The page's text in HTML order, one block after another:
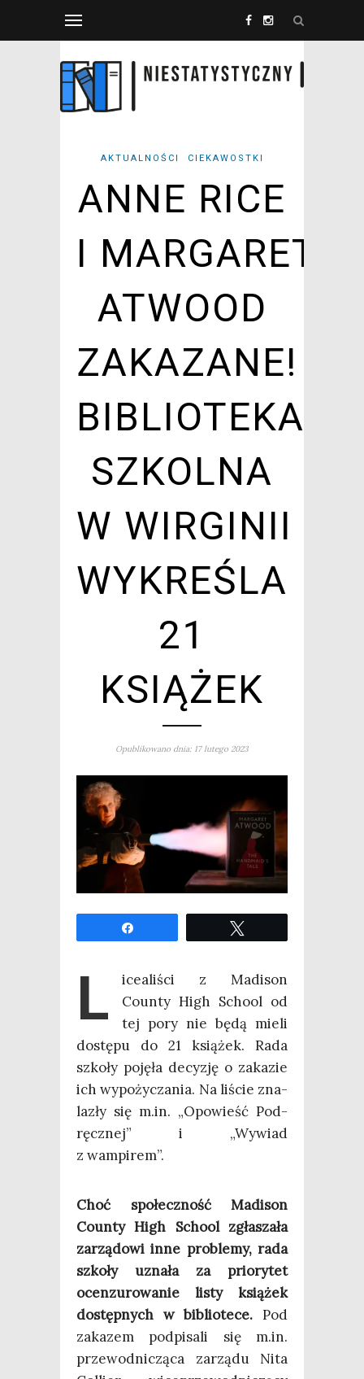
AKTUALNOŚCI CIEKAWOSTKI
ANNE RICE
I MARGARET
ATWOOD
ZAKAZANE!
BIBLIOTEKA
SZKOLNA
W WIRGINII
WYKREŚLA
21
KSIĄŻEK
Opublikowano dnia: 17 lutego 2023
L
ice­ali­ści z Madi­son
Coun­ty High Scho­ol od
tej pory nie będą mie­li
dostę­pu do 21 ksią­żek. Rada
szko­ły poję­ła decy­zję o zaka­zie
ich wypo­ży­cza­nia. Na liście zna­
la­zły się m.in. „Opo­wieść Pod­
ręcz­nej” i „Wywiad
z wampirem”.
Choć spo­łecz­ność Madi­son
Coun­ty High Scho­ol zgła­sza­ła
zarzą­do­wi inne pro­ble­my, rada
szko­ły uzna­ła za prio­ry­tet
ocen­zu­ro­wa­nie listy ksią­żek
dostęp­nych w biblio­te­ce. Pod
zaka­zem pod­pi­sa­li się m.in.
prze­wod­ni­czą­ca zarzą­du Nita